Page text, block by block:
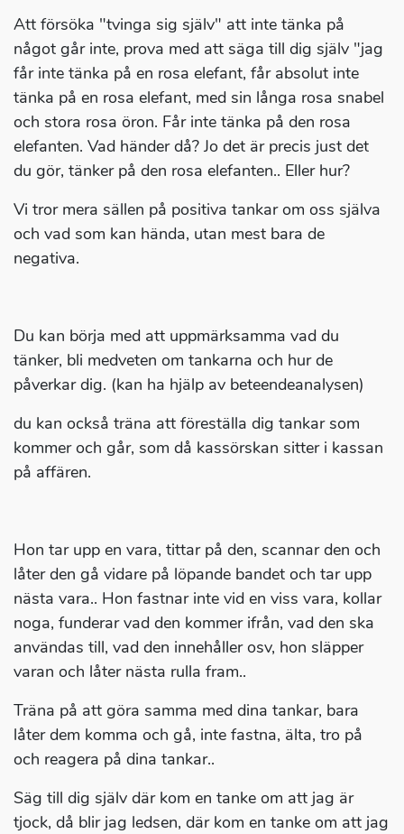
Att försöka "tvinga sig själv" att inte tänka på
något går inte, prova med att säga till dig själv "jag
får inte tänka på en rosa elefant, får absolut inte
tänka på en rosa elefant, med sin långa rosa snabel
och stora rosa öron. Får inte tänka på den rosa
elefanten. Vad händer då? Jo det är precis just det
du gör, tänker på den rosa elefanten.. Eller hur?
Vi tror mera sällen på positiva tankar om oss själva
och vad som kan hända, utan mest bara de
negativa.
Du kan börja med att uppmärksamma vad du
tänker, bli medveten om tankarna och hur de
påverkar dig. (kan ha hjälp av beteendeanalysen)
du kan också träna att föreställa dig tankar som
kommer och går, som då kassörskan sitter i kassan
på affären.
Hon tar upp en vara, tittar på den, scannar den och
låter den gå vidare på löpande bandet och tar upp
nästa vara.. Hon fastnar inte vid en viss vara, kollar
noga, funderar vad den kommer ifrån, vad den ska
användas till, vad den innehåller osv, hon släpper
varan och låter nästa rulla fram..
Träna på att göra samma med dina tankar, bara
låter dem komma och gå, inte fastna, älta, tro på
och reagera på dina tankar..
Säg till dig själv där kom en tanke om att jag är
tjock, då blir jag ledsen, där kom en tanke om att jag